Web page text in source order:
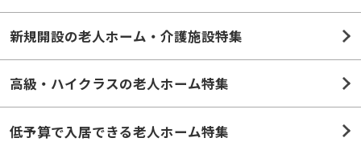
新規開設の老人ホーム・介護施設特集
高級・ハイクラスの老人ホーム特集
低予算で入居できる老人ホーム特集